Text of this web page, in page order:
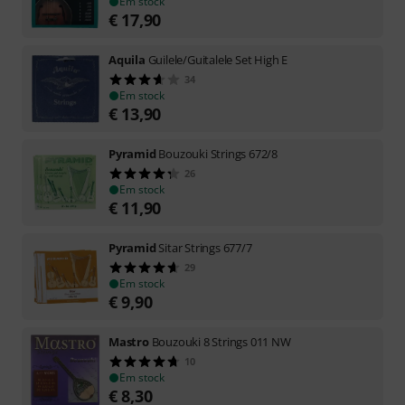
€ 17,90
Aquila Guilele/Guitalele Set High E
34
Em stock
€ 13,90
Pyramid Bouzouki Strings 672/8
26
Em stock
€ 11,90
Pyramid Sitar Strings 677/7
29
Em stock
€9,90
Mastro Bouzouki 8 Strings 011 NW
10
Em stock
€ 8,30